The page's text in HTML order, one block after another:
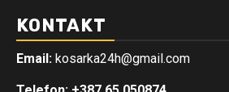
KONTAKT
Email: kosarka24h@gmail.com